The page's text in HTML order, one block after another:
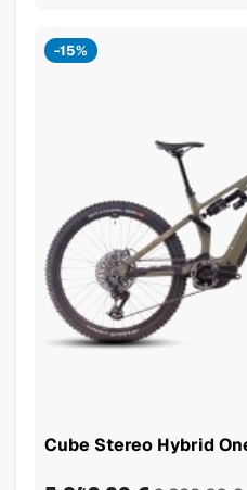
-15%
Cube Stereo Hybrid